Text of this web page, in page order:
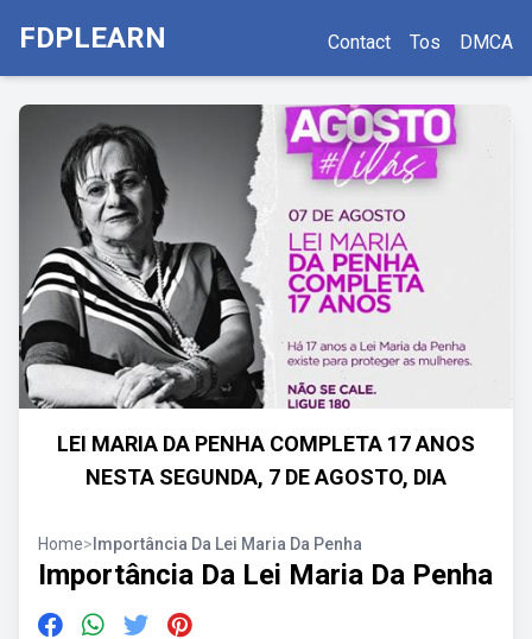
FDPLEARN Contact Tos DMCA
LEI MARIA DA PENHA COMPLETA 17 ANOS
NESTA SEGUNDA, 7 DE AGOSTO, DIA
Home> Importância Da Lei Maria Da Penha
Importância Da Lei Maria Da Penha